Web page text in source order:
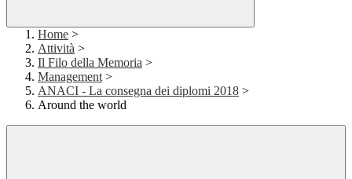
Home >
Attività >
Il Filo della Memoria >
Management >
ANACI - La consegna dei diplomi 2018 >
Around the world